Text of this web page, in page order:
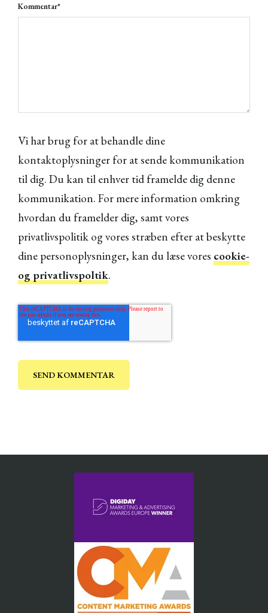
Kommentar*
Vi har brug for at behandle dine
kontaktoplysninger for at sende kommunikation
til dig. Du kan til enhver tid framelde dig denne
kommunikation. For mere information omkring
hvordan du framelder dig, samt vores
privatlivspolitik og vores stræben efter at beskytte
dine personoplysninger, kan du læse vores cookie-
og privatlivspoltik.